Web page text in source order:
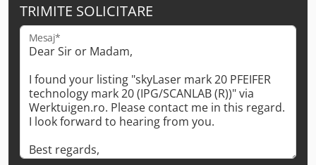
TRIMITE SOLICITARE
Mesaj*